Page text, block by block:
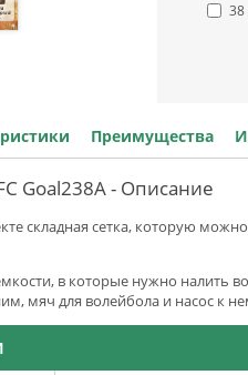
38
Преимущества
Goal238A - Описание
складная сетка, которую
в которые нужно налить
мяч для волейбола и насос к